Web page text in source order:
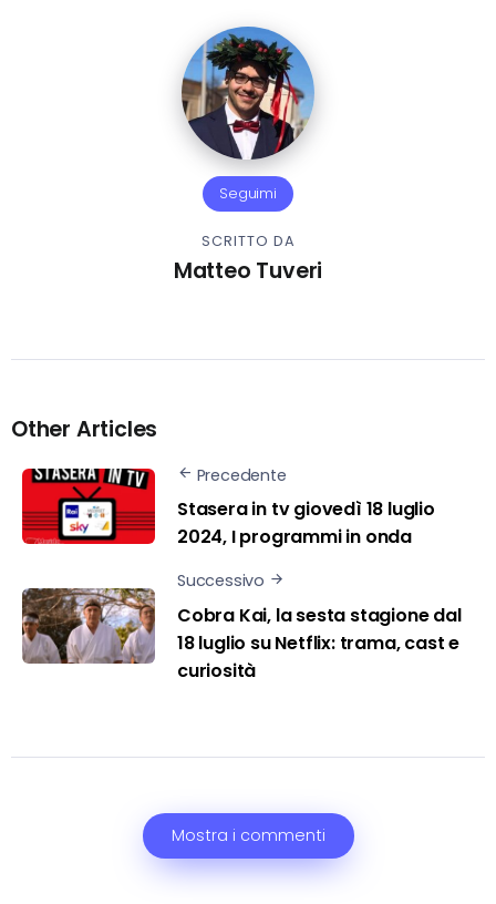
Seguimi
SCRITTO DA
Matteo Tuveri
Other Articles
Precedente
Stasera in tv giovedì 18 luglio
2024, I programmi in onda
Successivo
Cobra Kai, la sesta stagione dal
18 luglio su Netflix: trama, cast e
curiosità
Mostra i commenti